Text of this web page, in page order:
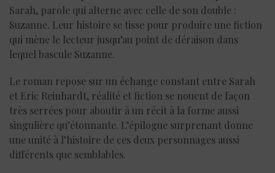
Sarah, parole qui alterne avec celle de son double :
Suzanne. Leur histoire se tisse pour produire une fiction
qui mène le lecteur jusqu’au point de déraison dans
lequel bascule Suzanne.
Le roman repose sur un échange constant entre Sarah
et Eric Reinhardt, réalité et fiction se nouent de façon
très serrées pour aboutir à un récit à la forme aussi
singulière qu’étonnante. L’épilogue surprenant donne
une unité à l’histoire de ces deux personnages aussi
différents que semblables.